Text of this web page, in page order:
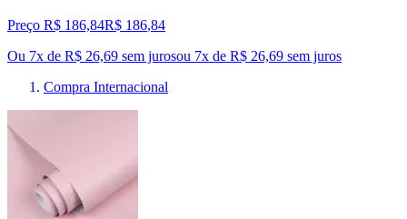
Preço R$ 186,84R$ 186,84
Ou 7x de R$ 26,69 sem jurosou 7x de R$ 26,69 sem juros
Compra Internacional